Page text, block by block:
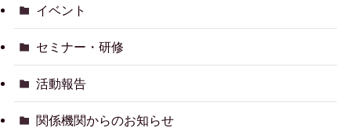
イベント
セミナー・研修
活動報告
関係機関からのお知らせ